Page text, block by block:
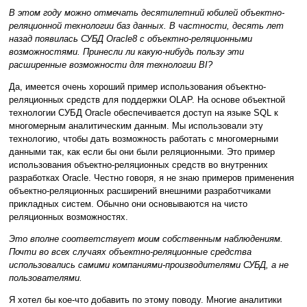
В этом году можно отмечать десятилетний юбилей объектно-
реляционной технологии баз данных. В частности, десять лет
назад появилась СУБД Oracle8 с объектно-реляционными
возможностями. Принесли ли какую-нибудь пользу эти
расширенные возможности для технологии BI?
Да, имеется очень хороший пример использования объектно-
реляционных средств для поддержки OLAP. На основе объектной
технологии СУБД Oracle обеспечивается доступ на языке SQL к
многомерным аналитическим данным. Мы использовали эту
технологию, чтобы дать возможность работать с многомерными
данными так, как если бы они были реляционными. Это пример
использования объектно-реляционных средств во внутренних
разработках Oracle. Честно говоря, я не знаю примеров применения
объектно-реляционных расширений внешними разработчиками
прикладных систем. Обычно они основываются на чисто
реляционных возможностях.
Это вполне соответствует моим собственным наблюдениям.
Почти во всех случаях объектно-реляционные средства
использовались самими компаниями-производителями СУБД, а не
пользователями.
Я хотел бы кое-что добавить по этому поводу. Многие аналитики